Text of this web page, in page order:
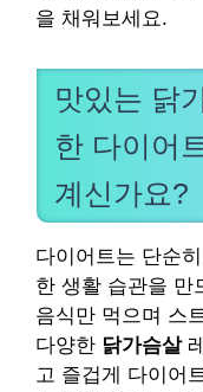
을 채워보세요.
맛있는 닭
한 다이어
계신가요?
다이어트는 단순
한 생활 습관을 만
음식만 먹으며 스
다양한 닭가슴살
고 즐겁게 다이어